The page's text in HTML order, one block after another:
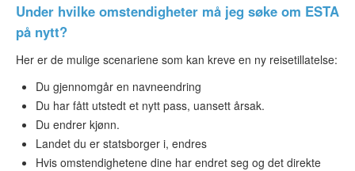
Under hvilke omstendigheter må jeg søke om ESTA
på nytt?
Her er de mulige scenariene som kan kreve en ny reisetillatelse:
Du gjennomgår en navneendring
Du har fått utstedt et nytt pass, uansett årsak.
Du endrer kjønn.
Landet du er statsborger i, endres
Hvis omstendighetene dine har endret seg og det direkte